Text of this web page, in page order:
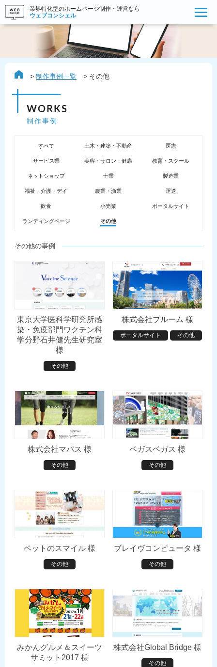
業界特化型のホームページ制作・運営なら
ウェブコンシェル
制作事例一覧 その他
WORKS
制作事例
すべて 土木・建築・不動産 医療
サービス業 美容・サロン・健康 教育・スクール
ネットショップ 士業 製造業
福祉・介護・デイ 農業・漁業 運送
飲食 小売業 ポータルサイト
ランディングページ その他
その他の事例
東京大学医科学研究所感
染・免疫部門ワクチン科
学分野石井健先生研究室
様
その他
株式会社ブルーム 様
ポータルサイト その他
株式会社マパス 様
その他
ベガスベガス 様
その他
ペットのスマイル 様
その他
ブレイヴコンピュータ 様
その他
みかんグルメ＆スイーツ
サミット2017 様
株式会社Global Bridge 様
その他